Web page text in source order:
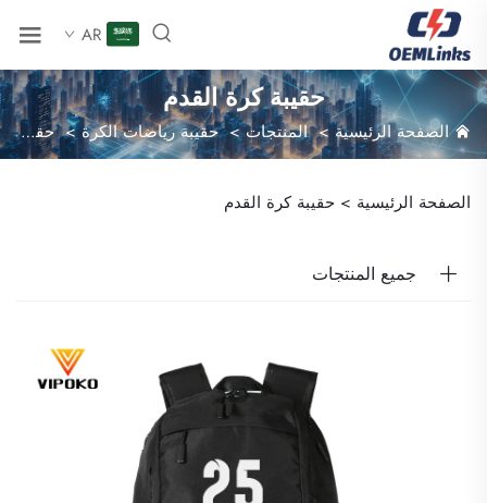
AR
حقيبة كرة القدم
الصفحة الرئيسية>المنتجات>حقيبة رياضات الكرة>حقيبة كرة القدم
الصفحة الرئيسية > حقيبة كرة القدم
جميع المنتجات